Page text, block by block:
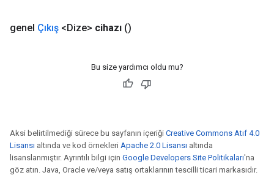
genel Çıkış <Dize> cihazı ()
Bu size yardımcı oldu mu?
Aksi belirtilmediği sürece bu sayfanın içeriği Creative Commons Atıf 4.0
Lisansı altında ve kod örnekleri Apache 2.0 Lisansı altında
lisanslanmıştır. Ayrıntılı bilgi için Google Developers Site Politikaları'na
göz atın. Java, Oracle ve/veya satış ortaklarının tescilli ticari markasıdır.